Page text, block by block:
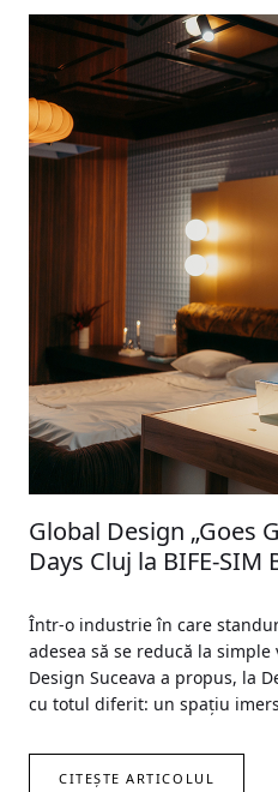
Global Design „Goes
Days Cluj la BIFE-SIM
Într-o industrie în care
adesea să se reducă la
Design Suceava a propus, la
cu totul diferit: un spațiu
CITEȘTE ARTICOLUL